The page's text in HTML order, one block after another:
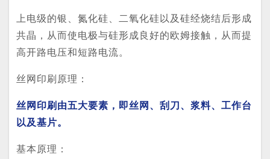
上电级的银、氮化硅、二氧化硅以及硅经烧结后形成
共晶，从而使电极与硅形成良好的欧姆接触，从而提
高开路电压和短路电流。
丝网印刷原理：
丝网印刷由五大要素，即丝网、刮刀、浆料、工作台
以及基片。
基本原理：